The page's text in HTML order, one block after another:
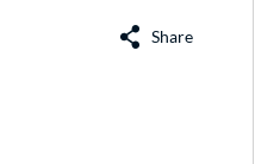
Share